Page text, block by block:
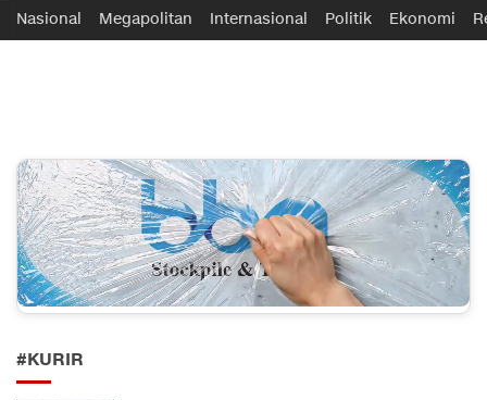
ifakta.co
#pastibenar
Nasional Megapolitan Internasional Politik Ekonomi
#KURIR